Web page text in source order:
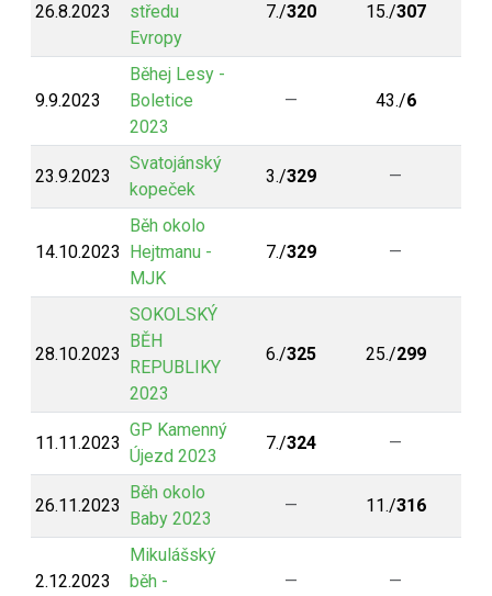
26.8.2023
středu
Evropy
7./320 15./307
9.9.2023
Běhej Lesy -
Boletice
2023
— 43./6
23.9.2023
Svatojánský
kopeček
3./329 —
14.10.2023
Běh okolo
Hejtmanu -
MJK
7./329 —
28.10.2023
SOKOLSKÝ
BĚH
REPUBLIKY
2023
6./325 25./299
11.11.2023
GP Kamenný
Újezd 2023
7./324 —
26.11.2023
Běh okolo
Baby 2023
— 11./316
2.12.2023
Mikulášský
běh -
— —